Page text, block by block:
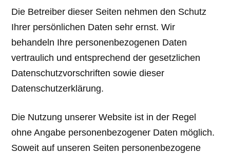
Die Betreiber dieser Seiten nehmen den Schutz
Ihrer persönlichen Daten sehr ernst. Wir
behandeln Ihre personenbezogenen Daten
vertraulich und entsprechend der gesetzlichen
Datenschutzvorschriften sowie dieser
Datenschutzerklärung.
Die Nutzung unserer Website ist in der Regel
ohne Angabe personenbezogener Daten möglich.
Soweit auf unseren Seiten personenbezogene